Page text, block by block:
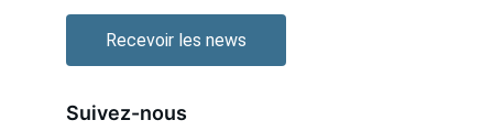
Suivez-nous
Recevoir les news